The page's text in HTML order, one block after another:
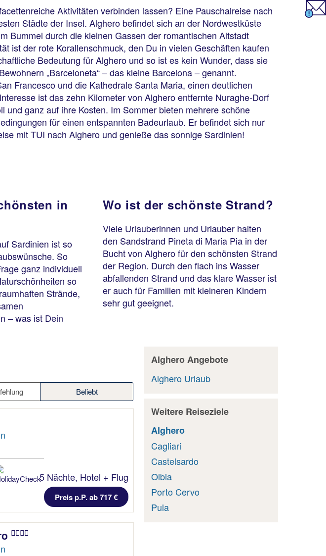
Aktivitäten verbinden lassen? Eine Pauschalreise nach
Städte der Insel. Alghero befindet sich an der Nordwestküste
Bummel durch die kleinen Gassen der romantischen Altstadt
ist der rote Korallenschmuck, den Du in vielen Geschäften kaufen
Bedeutung für Alghero und so ist es kein Wunder, dass sie
„Barceloneta“ – das kleine Barcelona – genannt.
Francesco und die Kathedrale Santa Maria, einen deutlichen
ist das zehn Kilometer von Alghero entfernte Nuraghe-Dorf
ganz auf ihre Kosten. Im Sommer bieten mehrere schöne
für einen entspannten Badeurlaub. Er befindet sich nur
mit TUI nach Alghero und genieße das sonnige Sardinien!
in
Sardinien ist so
So
ganz individuell
so
Strände,
– was ist Dein
Wo ist der schönste Strand?
Viele Urlauberinnen und Urlauber halten
den Sandstrand Pineta di Maria Pia in der
Bucht von Alghero für den schönsten Strand
der Region. Durch den flach ins Wasser
abfallenden Strand und das klare Wasser ist
er auch für Familien mit kleineren Kindern
sehr gut geeignet.
Beliebt
5 Nächte, Hotel + Flug
Preis p.P. ab 717 €
Alghero Angebote
Alghero Urlaub
Weitere Reiseziele
Alghero
Cagliari
Castelsardo
Olbia
Porto Cervo
Pula